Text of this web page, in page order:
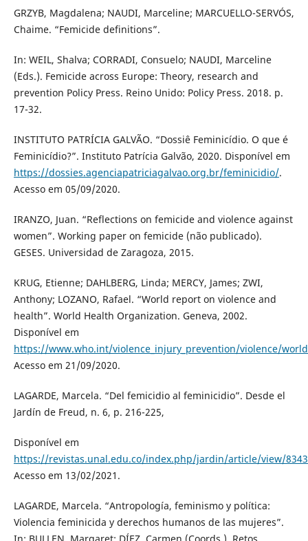
GRZYB, Magdalena; NAUDI, Marceline; MARCUELLO-SERVÓS,
Chaime. “Femicide definitions”.
In: WEIL, Shalva; CORRADI, Consuelo; NAUDI, Marceline
(Eds.). Femicide across Europe: Theory, research and
prevention Policy Press. Reino Unido: Policy Press. 2018. p.
17-32.
INSTITUTO PATRÍCIA GALVÃO. “Dossiê Feminicídio. O que é
Feminicídio?”. Instituto Patrícia Galvão, 2020. Disponível em
https://dossies.agenciapatriciagalvao.org.br/feminicidio/.
Acesso em 05/09/2020.
IRANZO, Juan. “Reflections on femicide and violence against
women”. Working paper on femicide (não publicado).
GESES. Universidad de Zaragoza, 2015.
KRUG, Etienne; DAHLBERG, Linda; MERCY, James; ZWI,
Anthony; LOZANO, Rafael. “World report on violence and
health”. World Health Organization. Geneva, 2002.
Disponível em
https://www.who.int/violence_injury_prevention/violence/
Acesso em 21/09/2020.
LAGARDE, Marcela. “Del femicidio al feminicidio”. Desde el
Jardín de Freud, n. 6, p. 216-225,
Disponível em
https://revistas.unal.edu.co/index.php/jardin/article/view/8343
Acesso em 13/02/2021.
LAGARDE, Marcela. “Antropología, feminismo y política:
Violencia feminicida y derechos humanos de las mujeres”.